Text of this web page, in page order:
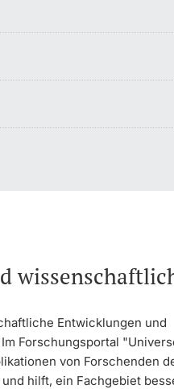
Entwicklungen und
Forschungsportal
von Forschenden
hilft, ein Fachgebiet